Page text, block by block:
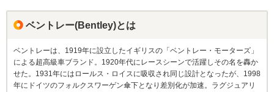
ベントレー(Bentley)とは
ベントレーは、1919年に設立したイギリスの「ベントレー・モーターズ」
による超高級車ブランド。1920年代にレースシーンで活躍しその名を轟か
せた。1931年にはロールス・ロイスに吸収され同じ設計となったが、1998
年にドイツのフォルクスワーゲン傘下となり差別化が加速。ラグジュアリ